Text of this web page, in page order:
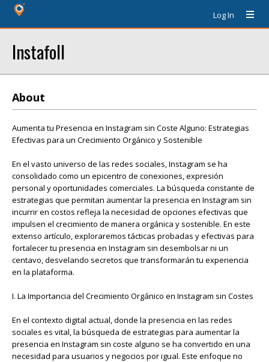
Log In
Instafoll
About
Aumenta tu Presencia en Instagram sin Coste Alguno: Estrategias
Efectivas para un Crecimiento Orgánico y Sostenible
En el vasto universo de las redes sociales, Instagram se ha
consolidado como un epicentro de conexiones, expresión
personal y oportunidades comerciales. La búsqueda constante de
estrategias que permitan aumentar la presencia en Instagram sin
incurrir en costos refleja la necesidad de opciones efectivas que
impulsen el crecimiento de manera orgánica y sostenible. En este
extenso artículo, exploraremos tácticas probadas y efectivas para
fortalecer tu presencia en Instagram sin desembolsar ni un
centavo, desvelando secretos que transformarán tu experiencia
en la plataforma.
I. La Importancia del Crecimiento Orgánico en Instagram sin Costes
En el contexto digital actual, donde la presencia en las redes
sociales es vital, la búsqueda de estrategias para aumentar la
presencia en Instagram sin coste alguno se ha convertido en una
necesidad para usuarios y negocios por igual. Este enfoque no